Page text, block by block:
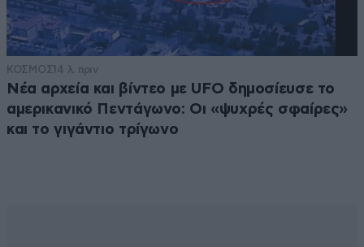
ΚΟΣΜΟΣ14 λ. πριν
Νέα αρχεία και βίντεο με UFO δημοσίευσε το
αμερικανικό Πεντάγωνο: Οι «ψυχρές σφαίρες»
και το γιγάντιο τρίγωνο